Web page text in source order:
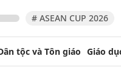
# ASEAN CUP 2026
tộc và Tôn giáo Giáo